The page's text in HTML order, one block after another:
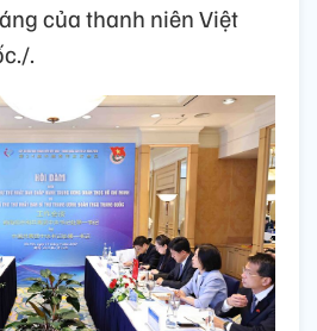
của thanh niên Việt
.